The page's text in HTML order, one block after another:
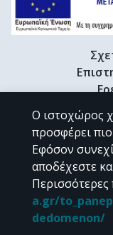
Διδακτορικές
Εκτός αν αναφέρεται
Ο ιστοχώρος
προσφέρει
Εφόσον
αποδέχεστε
a.gr/
dedomenon/